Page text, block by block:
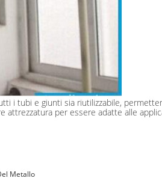
i tubi e giunti sia riutilizzabile,
per essere adatte alle
Metallo